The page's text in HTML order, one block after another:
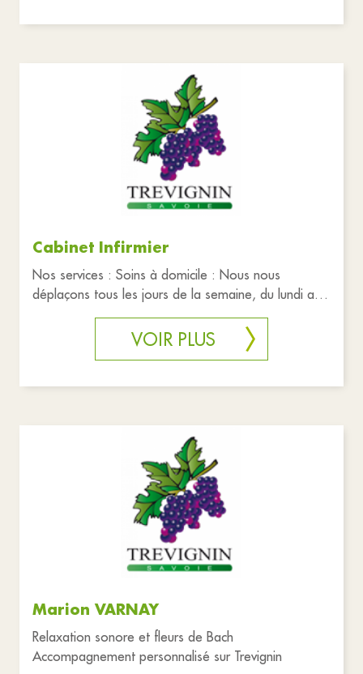
Cabinet Infirmier
Nos services : Soins à domicile : Nous nous
déplaçons tous les jours de la semaine, du lundi au
VOIR PLUS
Marion VARNAY
Relaxation sonore et fleurs de Bach
Accompagnement personnalisé sur Trevignin